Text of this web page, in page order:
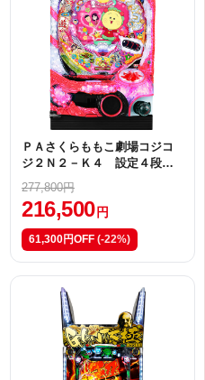
ＰＡさくらももこ劇場コジコ
ジ２Ｎ２－Ｋ４ 設定４段階
277,800円
216,500 円
61,300円OFF (-22%)